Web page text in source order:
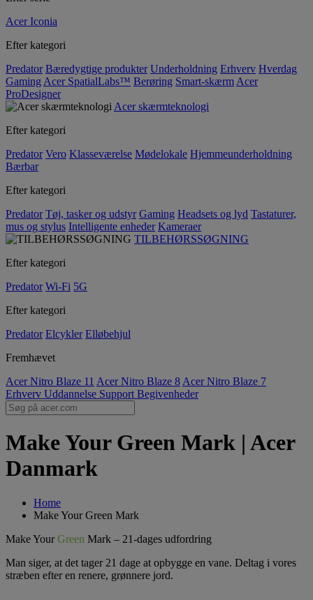
Acer Iconia
Efter kategori
Predator Bæredygtige produkter Underholdning Erhverv Hverdag
Gaming Acer SpatialLabs™ Berøring Smart-skærm Acer
ProDesigner
Acer skærmteknologi
Efter kategori
Predator Vero Klasseværelse Mødelokale Hjemmeunderholdning
Bærbar
Efter kategori
Predator Tøj, tasker og udstyr Gaming Headsets og lyd Tastaturer,
mus og stylus Intelligente enheder Kameraer
TILBEHØRSSØGNING
Efter kategori
Predator Wi-Fi 5G
Efter kategori
Predator Elcykler Elløbehjul
Fremhævet
Acer Nitro Blaze 11 Acer Nitro Blaze 8 Acer Nitro Blaze 7
Erhverv Uddannelse Support Begivenheder
Make Your Green Mark | Acer
Danmark
Home
Make Your Green Mark
Make YourGreen Mark – 21-dages udfordring
Man siger, at det tager 21 dage at opbygge en vane. Deltag i vores
stræben efter en renere, grønnere jord.